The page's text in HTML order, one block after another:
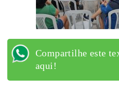
Compartilhe este
aqui!